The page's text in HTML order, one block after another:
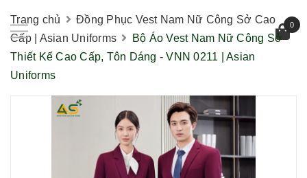
0
Trang chủ
Đồng Phục Vest Nam Nữ Công Sở Cao
Cấp | Asian Uniforms
Bộ Áo Vest Nam Nữ Công Sở
Thiết Kế Cao Cấp, Tôn Dáng - VNN 0211 | Asian
Uniforms